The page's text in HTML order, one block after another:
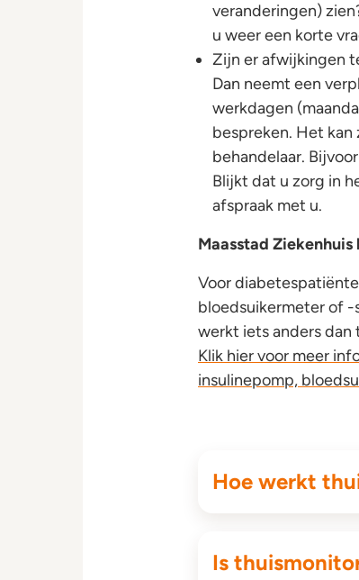
veranderingen)
u weer een korte
Zijn er afwijkingen
Dan neemt een
werkdagen
bespreken. Het
behandelaar.
Blijkt dat u zorg in
afspraak met u.
Maasstad
Voor
bloedsuikermeter of -
werkt iets anders dan
Klik hier voor meer
insulinepomp,
Hoe werkt
Is